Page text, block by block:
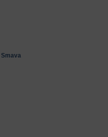
Smava